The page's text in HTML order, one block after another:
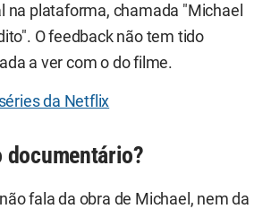
na plataforma, chamada "Michael
O feedback não tem tido
a ver com o do filme.
da Netflix
documentário?
fala da obra de Michael, nem da